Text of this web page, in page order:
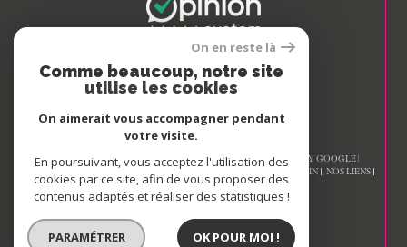
Nous
adhérons
© 2026 | TOUS DROITS RÉSERVÉS | TRADUCTION POWERED BY GOOGLE |
NOS HONORAIRES
PLAN DU SITE ADMIN
NOS LIENS
POLITIQUE RGPD
COOKIES
On en reste là
Comme beaucoup, notre site
utilise les cookies
On aimerait vous accompagner pendant
votre visite.
En poursuivant, vous acceptez l'utilisation des
cookies par ce site, afin de vous proposer des
contenus adaptés et réaliser des statistiques !
PARAMÉTRER OK POUR MOI !